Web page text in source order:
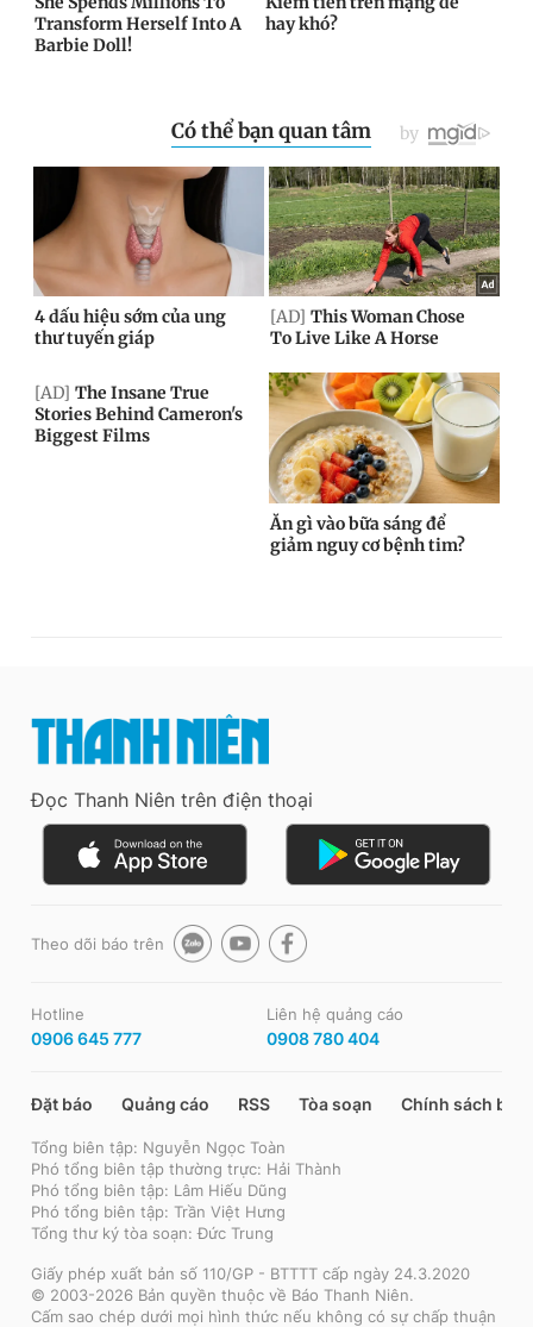
Đọc Thanh Niên trên điện thoại
Theo dõi báo trên
Hotline
0906 645 777
Liên hệ quảng cáo
0908 780 404
Đặt báo Quảng cáo RSS Tòa soạn Chính sách bảo
Tổng biên tập: Nguyễn Ngọc Toàn
Phó tổng biên tập thường trực: Hải Thành
Phó tổng biên tập: Lâm Hiếu Dũng
Phó tổng biên tập: Trần Việt Hưng
Tổng thư ký tòa soạn: Đức Trung
Giấy phép xuất bản số 110/GP - BTTTT cấp ngày 24.3.2020
© 2003-2026 Bản quyền thuộc về Báo Thanh Niên.
Cấm sao chép dưới mọi hình thức nếu không có sự chấp thuận